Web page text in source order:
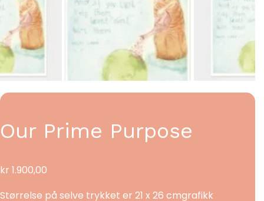
Our Prime Purpose
kr 1.900,00
Størrelse på selve trykket er 21 x 26 cmgrafikk